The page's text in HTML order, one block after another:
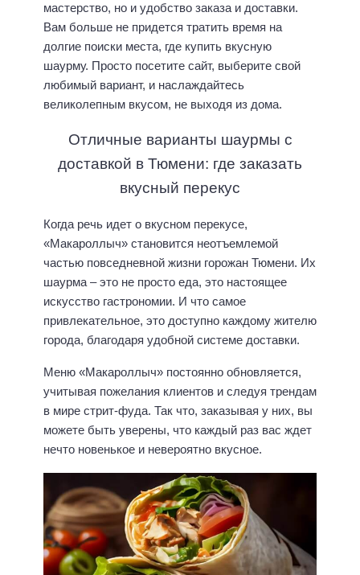
мастерство, но и удобство заказа и доставки.
Вам больше не придется тратить время на
долгие поиски места, где купить вкусную
шаурму. Просто посетите сайт, выберите свой
любимый вариант, и наслаждайтесь
великолепным вкусом, не выходя из дома.
Отличные варианты шаурмы с
доставкой в Тюмени: где заказать
вкусный перекус
Когда речь идет о вкусном перекусе,
«Макароллыч» становится неотъемлемой
частью повседневной жизни горожан Тюмени. Их
шаурма – это не просто еда, это настоящее
искусство гастрономии. И что самое
привлекательное, это доступно каждому жителю
города, благодаря удобной системе доставки.
Меню «Макароллыч» постоянно обновляется,
учитывая пожелания клиентов и следуя трендам
в мире стрит-фуда. Так что, заказывая у них, вы
можете быть уверены, что каждый раз вас ждет
нечто новенькое и невероятно вкусное.